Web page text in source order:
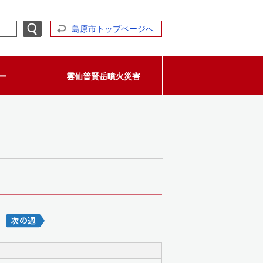
島原市トップページへ
雲仙普賢岳噴火災害